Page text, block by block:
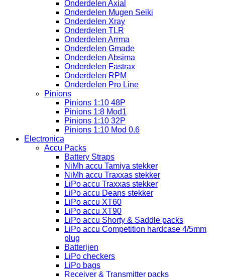
Onderdelen Axial
Onderdelen Mugen Seiki
Onderdelen Xray
Onderdelen TLR
Onderdelen Arrma
Onderdelen Gmade
Onderdelen Absima
Onderdelen Fastrax
Onderdelen RPM
Onderdelen Pro Line
Pinions
Pinions 1:10 48P
Pinions 1:8 Mod1
Pinions 1:10 32P
Pinions 1:10 Mod 0.6
Electronica
Accu Packs
Battery Straps
NiMh accu Tamiya stekker
NiMh accu Traxxas stekker
LiPo accu Traxxas stekker
LiPo accu Deans stekker
LiPo accu XT60
LiPo accu XT90
LiPo accu Shorty & Saddle packs
LiPo accu Competition hardcase 4/5mm
plug
Batterijen
LiPo checkers
LiPo bags
Receiver & Transmitter packs